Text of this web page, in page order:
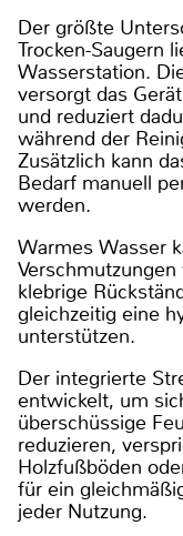
Der größte
Trocken-Saugern
Wasserstation.
versorgt das
und reduziert
während der
Zusätzlich kann
Bedarf manuell
werden.
Warmes Wasser
klebrige
gleichzeitig eine
unterstützen.
Der integrierte
entwickelt, um
überschüssige
reduzieren,
Holzfußböden
für ein
jeder Nutzung.